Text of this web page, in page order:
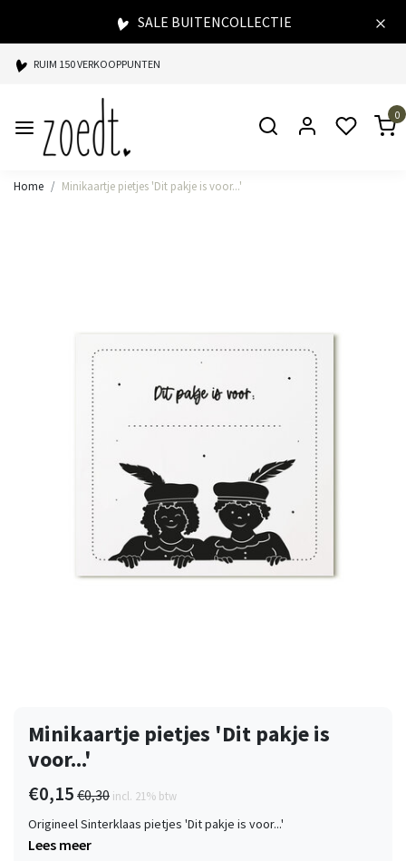
SALE BUITENCOLLECTIE
RUIM 150 VERKOOPPUNTEN
SPAARPUNTEN BIJ ELKE AANKOOP
SNELLE LEVERING
0
Home Minikaartje pietjes 'Dit pakje is voor...'
Minikaartje pietjes 'Dit pakje is
voor...'
€0,15 €0,30 incl. 21% btw
Origineel Sinterklaas pietjes 'Dit pakje is voor...'
Lees meer